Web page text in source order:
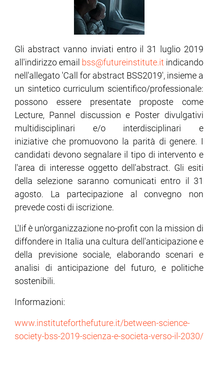
Gli abstract vanno inviati entro il 31 luglio 2019
all'indirizzo email bss@futureinstitute.it indicando
nell'allegato 'Call for abstract BSS2019', insieme a
un sintetico curriculum scientifico/professionale:
possono essere presentate proposte come
Lecture, Pannel discussion e Poster divulgativi
multidisciplinari e/o interdisciplinari e
iniziative che promuovono la parità di genere. I
candidati devono segnalare il tipo di intervento e
l'area di interesse oggetto dell'abstract. Gli esiti
della selezione saranno comunicati entro il 31
agosto. La partecipazione al convegno non
prevede costi di iscrizione.
L'Iif è un'organizzazione no-profit con la mission di
diffondere in Italia una cultura dell'anticipazione e
della previsione sociale, elaborando scenari e
analisi di anticipazione del futuro, e politiche
sostenibili.
Informazioni:
www.instituteforthefuture.it/between-science-
society-bss-2019-scienza-e-societa-verso-il-2030/